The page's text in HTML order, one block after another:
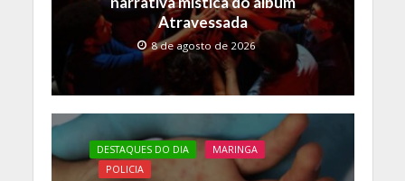
Atravessada
8 de agosto de 2026
DESTAQUES DO DIA
MARINGA
POLICIA